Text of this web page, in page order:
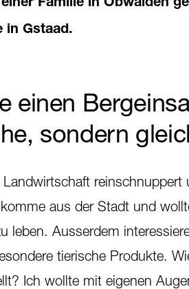
Familie in Obwalden
in Gstaad.
einen
sondern
reinschnuppert
aus der Stadt und
leben. Ausserdem
tierische Produkte.
Ich wollte mit eigenen